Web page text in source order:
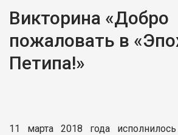
Викторина «Добро
пожаловать в
Петипа!»
11 марта 2018 года